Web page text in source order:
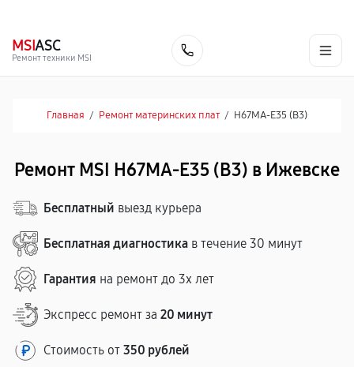
MSIASC
Ремонт техники MSI
Главная / Ремонт материнских плат / H67MA-E35 (B3)
Ремонт MSI H67MA-E35 (B3) в Ижевске
Бесплатный выезд курьера
Бесплатная диагностика в течение 30 минут
Гарантия на ремонт до 3х лет
Экспресс ремонт за 20 минут
Стоимость от 350 рублей